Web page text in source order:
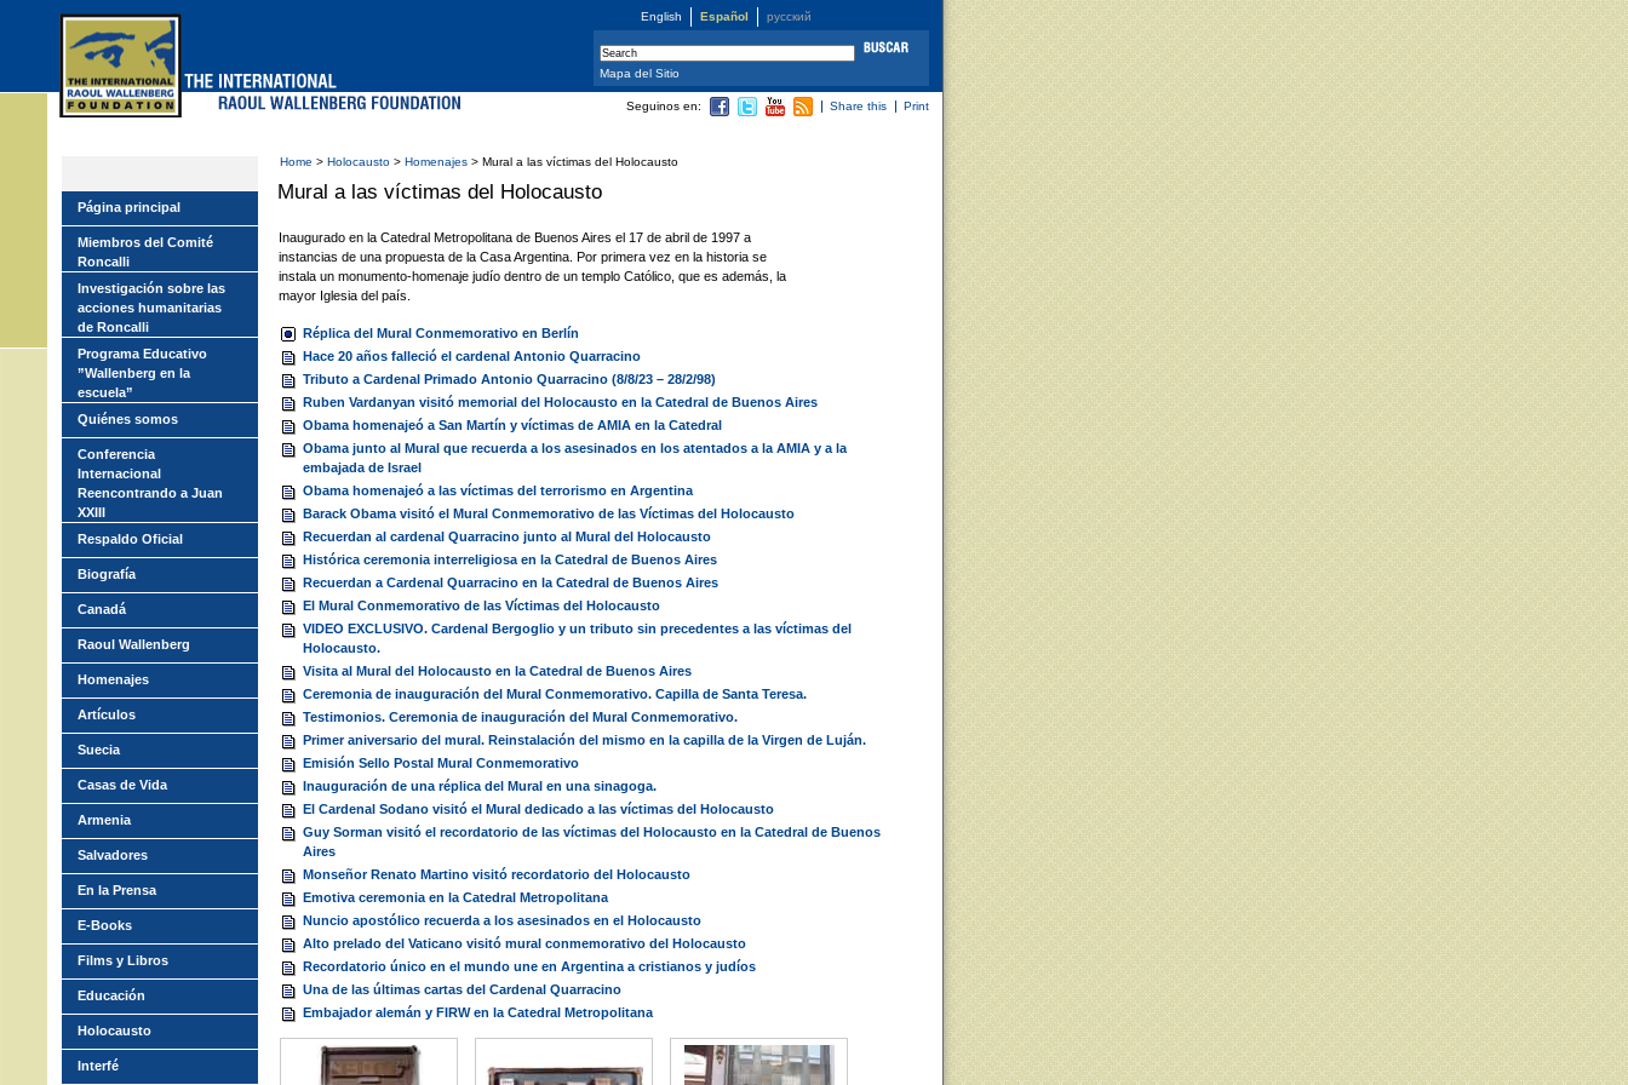
English Español русский
Home > Holocausto > Homenajes > Mural a las víctimas del Holocausto
Mural a las víctimas del Holocausto
Inaugurado en la Catedral Metropolitana de Buenos Aires el 17 de abril de 1997 a
instancias de una propuesta de la Casa Argentina. Por primera vez en la historia se
instala un monumento-homenaje judío dentro de un templo Católico, que es además, la
mayor Iglesia del país.
Réplica del Mural Conmemorativo en Berlín
Hace 20 años falleció el cardenal Antonio Quarracino
Tributo a Cardenal Primado Antonio Quarracino (8/8/23 – 28/2/98)
Ruben Vardanyan visitó memorial del Holocausto en la Catedral de Buenos Aires
Obama homenajeó a San Martín y víctimas de AMIA en la Catedral
Obama junto al Mural que recuerda a los asesinados en los atentados a la AMIA y a la
embajada de Israel
Obama homenajeó a las víctimas del terrorismo en Argentina
Barack Obama visitó el Mural Conmemorativo de las Víctimas del Holocausto
Recuerdan al cardenal Quarracino junto al Mural del Holocausto
Histórica ceremonia interreligiosa en la Catedral de Buenos Aires
Recuerdan a Cardenal Quarracino en la Catedral de Buenos Aires
El Mural Conmemorativo de las Víctimas del Holocausto
VIDEO EXCLUSIVO. Cardenal Bergoglio y un tributo sin precedentes a las víctimas del
Holocausto.
Visita al Mural del Holocausto en la Catedral de Buenos Aires
Ceremonia de inauguración del Mural Conmemorativo. Capilla de Santa Teresa.
Testimonios. Ceremonia de inauguración del Mural Conmemorativo.
Primer aniversario del mural. Reinstalación del mismo en la capilla de la Virgen de Luján.
Emisión Sello Postal Mural Conmemorativo
Inauguración de una réplica del Mural en una sinagoga.
El Cardenal Sodano visitó el Mural dedicado a las víctimas del Holocausto
Guy Sorman visitó el recordatorio de las víctimas del Holocausto en la Catedral de Buenos
Aires
Monseñor Renato Martino visitó recordatorio del Holocausto
Emotiva ceremonia en la Catedral Metropolitana
Nuncio apostólico recuerda a los asesinados en el Holocausto
Alto prelado del Vaticano visitó mural conmemorativo del Holocausto
Recordatorio único en el mundo une en Argentina a cristianos y judíos
Una de las últimas cartas del Cardenal Quarracino
Embajador alemán y FIRW en la Catedral Metropolitana
Seguinos en: Share this Print
Página principal
Miembros del Comité
Roncalli
Investigación sobre las
acciones humanitarias
de Roncalli
Programa Educativo
”Wallenberg en la
escuela”
Quiénes somos
Conferencia
Internacional
Reencontrando a Juan
XXIII
Respaldo Oficial
Biografía
Canadá
Raoul Wallenberg
Homenajes
Artículos
Suecia
Casas de Vida
Armenia
Salvadores
En la Prensa
E-Books
Films y Libros
Educación
Holocausto
Interfé
Mapa del Sitio